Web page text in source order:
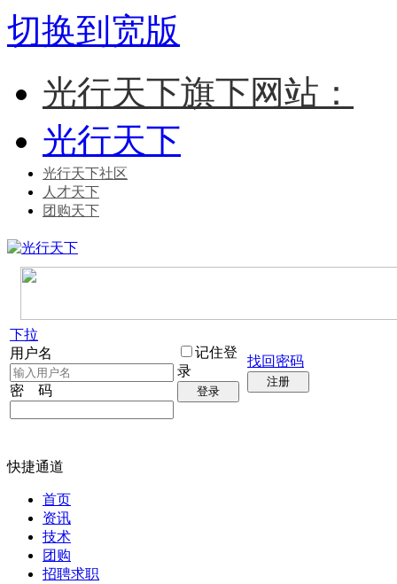
切换到宽版
光行天下旗下网站：
光行天下
光行天下社区
人才天下
团购天下
下拉
用户名
密 码
记住登
录
登录
找回密码
注册
快捷通道
首页
资讯
技术
团购
招聘求职